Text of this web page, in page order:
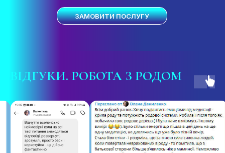
ЗАМОВИТИ ПОСЛУГУ
ВІДГУКИ. РОБОТА З РОДОМ